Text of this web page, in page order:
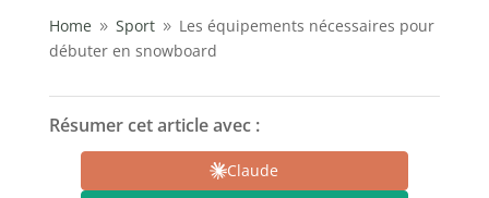
Home 9 Sport 9 Les équipements nécessaires pour
débuter en snowboard
Résumer cet article avec :
Claude